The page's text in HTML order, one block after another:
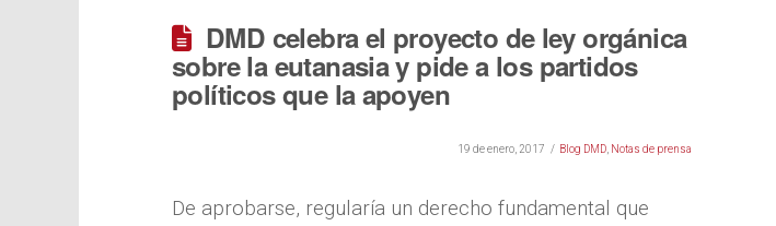
DMD celebra el proyecto de ley orgánica
sobre la eutanasia y pide a los partidos
políticos que la apoyen
19 de enero, 2017 Blog DMD Notas de prensa
De aprobarse, regularía un derecho fundamental que